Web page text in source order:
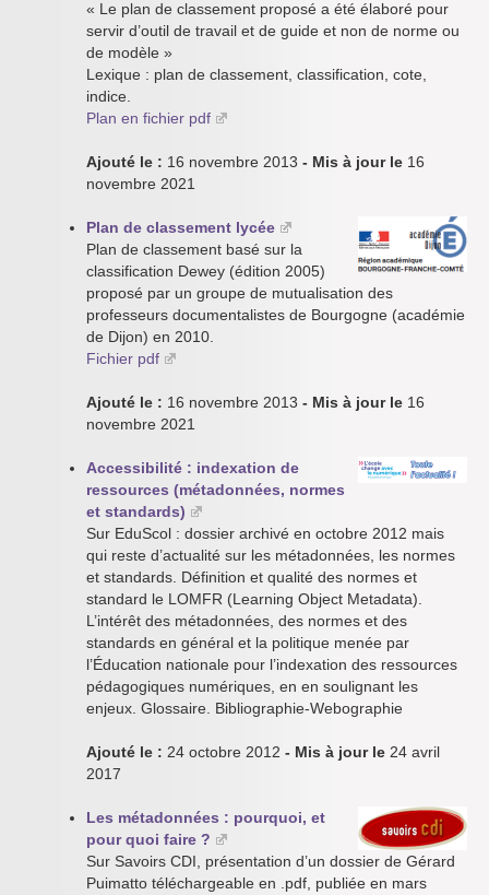
« Le plan de classement proposé a été élaboré pour
servir d’outil de travail et de guide et non de norme ou
de modèle »
Lexique : plan de classement, classification, cote,
indice.
Plan en fichier pdf
Ajouté le : 16 novembre 2013 - Mis à jour le 16
novembre 2021
Plan de classement lycée
Plan de classement basé sur la
classification Dewey (édition 2005)
proposé par un groupe de mutualisation des
professeurs documentalistes de Bourgogne (académie
de Dijon) en 2010.
Fichier pdf
Ajouté le : 16 novembre 2013 - Mis à jour le 16
novembre 2021
Accessibilité : indexation de
ressources (métadonnées, normes
et standards)
Sur EduScol : dossier archivé en octobre 2012 mais
qui reste d’actualité sur les métadonnées, les normes
et standards. Définition et qualité des normes et
standard le LOMFR (Learning Object Metadata).
L’intérêt des métadonnées, des normes et des
standards en général et la politique menée par
l’Éducation nationale pour l’indexation des ressources
pédagogiques numériques, en en soulignant les
enjeux. Glossaire. Bibliographie-Webographie
Ajouté le : 24 octobre 2012 - Mis à jour le 24 avril
2017
Les métadonnées : pourquoi, et
pour quoi faire ?
Sur Savoirs CDI, présentation d’un dossier de Gérard
Puimatto téléchargeable en .pdf, publiée en mars